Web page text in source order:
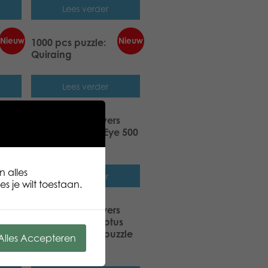
Lees verder
Nieuw Nieuw
1000 pcs puzzle:
Quiraing
Lees verder
Tactic Puzzle Lovers
LifeSTYLE Tiger’s Eye 500
pcs puzzle
Lees verder
Tactic Puzzle Lovers
LifeSTYLE Eucalyptus
Leaves 500 pcs puzzle
alles
je wilt toestaan.
Accepteren